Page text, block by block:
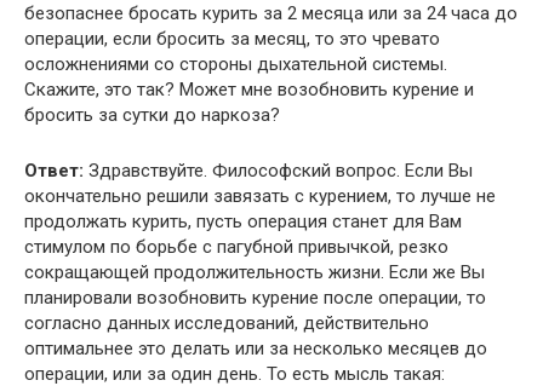
безопаснее бросать курить за 2 месяца или за 24 часа до
операции, если бросить за месяц, то это чревато
осложнениями со стороны дыхательной системы.
Скажите, это так? Может мне возобновить курение и
бросить за сутки до наркоза?
Ответ: Здравствуйте. Философский вопрос. Если Вы
окончательно решили завязать с курением, то лучше не
продолжать курить, пусть операция станет для Вам
стимулом по борьбе с пагубной привычкой, резко
сокращающей продолжительность жизни. Если же Вы
планировали возобновить курение после операции, то
согласно данных исследований, действительно
оптимальнее это делать или за несколько месяцев до
операции, или за один день. То есть мысль такая: